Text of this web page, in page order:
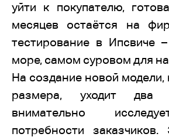
уйти к покупателю,
месяцев остаётся на
тестирование в Ипсвиче
море, самом суровом для
На создание новой модели,
размера, уходит два
внимательно
потребности